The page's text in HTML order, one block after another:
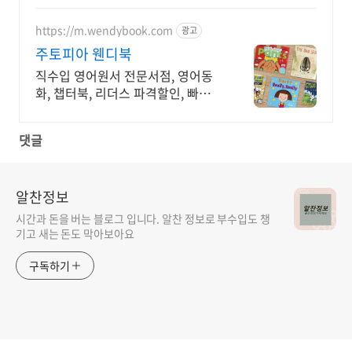
https://m.wendybook.com 광고
주토피아 웬디북
직수입 영어원서 전문서점, 영어동
화, 챕터북, 리더스 파격할인, 빠른배
댓글
알찬정보
시간과 돈을 버는 블로그 입니다. 알찬 정보로 부수입도 챙
기고 새는 돈도 막아보아요
구독하기